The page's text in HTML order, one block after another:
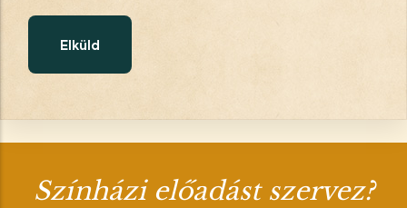
Színházi előadást szervez?